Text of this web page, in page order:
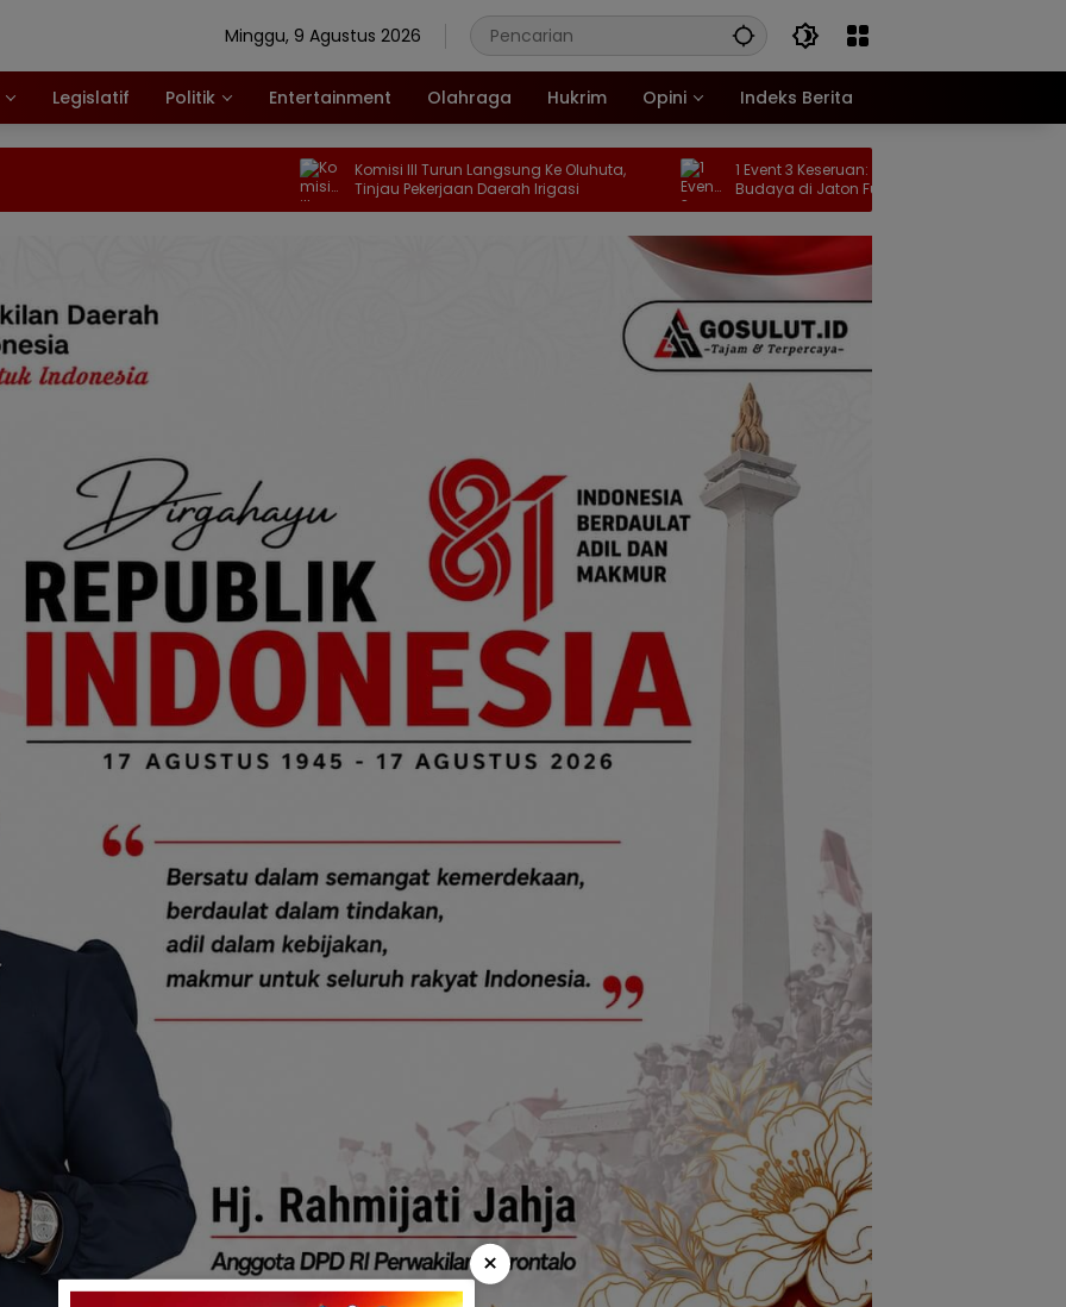
Minggu, 9 Agustus 2026
Legislatif Politik Entertainment Olahraga Hukrim Opini Indeks Berita
Komisi III Turun Langsung Ke Oluhuta,
Tinjau Pekerjaan Daerah Irigasi
1 Event 3 Keseruan: Lari, Kuliner dan
Budaya di Jaton Fun Run 2026
×